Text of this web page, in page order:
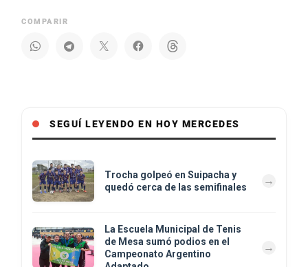
COMPARIR
SEGUÍ LEYENDO EN HOY MERCEDES
Trocha golpeó en Suipacha y
quedó cerca de las semifinales
La Escuela Municipal de Tenis
de Mesa sumó podios en el
Campeonato Argentino